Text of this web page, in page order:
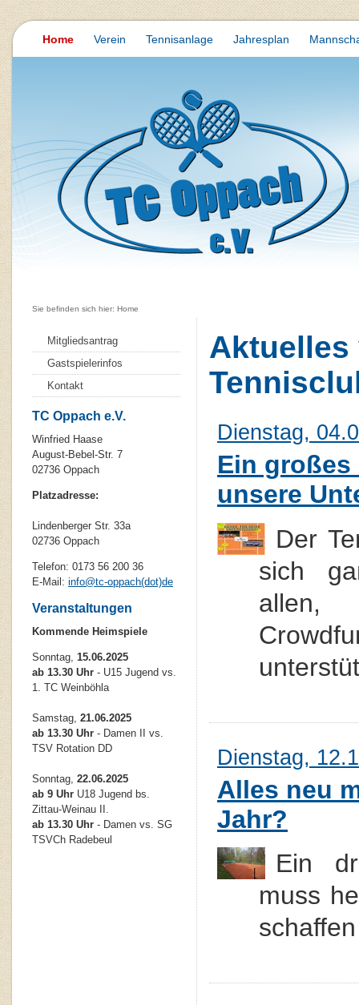
Home Verein Tennisanlage Jahresplan
Sie befinden sich hier: Home
Mitgliedsantrag
Gastspielerinfos
Kontakt
TC Oppach e.V.
Winfried Haase
August-Bebel-Str. 7
02736 Oppach
Platzadresse:
Lindenberger Str. 33a
02736 Oppach
Telefon: 0173 56 200 36
E-Mail: info@tc-oppach(dot)de
Veranstaltungen
Kommende Heimspiele
Sonntag, 15.06.2025
ab 13.30 Uhr - U15 Jugend vs.
1. TC Weinböhla
Samstag, 21.06.2025
ab 13.30 Uhr - Damen II vs.
TSV Rotation DD
Sonntag, 22.06.2025
ab 9 Uhr U18 Jugend bs.
Zittau-Weinau II.
ab 13.30 Uhr - Damen vs. SG
TSVCh Radebeul
Aktuelles
Dienstag,
Ein
unsere
Der
sich
Dienstag,
Alles neu
Jahr?
Ein
muss